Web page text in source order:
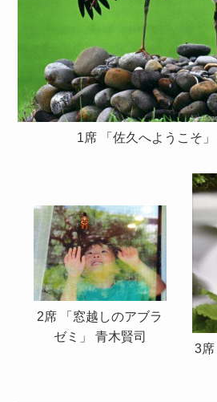
1席 「佐久へようこそ
2席 「窓越しのアブラ
ゼミ」 青木賢司
3席